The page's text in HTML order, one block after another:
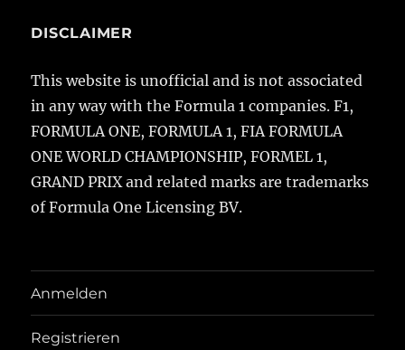
DISCLAIMER
This website is unofficial and is not associated
in any way with the Formula 1 companies. F1,
FORMULA ONE, FORMULA 1, FIA FORMULA
ONE WORLD CHAMPIONSHIP, FORMEL 1,
GRAND PRIX and related marks are trademarks
of Formula One Licensing BV.
Anmelden
Registrieren